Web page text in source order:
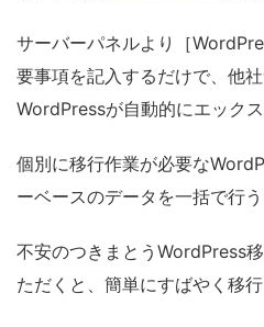
サーバーパネルより［
要事項を記入するだけで、他
WordPressが自動的にエック
個別に移行作業が必要な
ーベースのデータを一括で行う
不安のつきまとうWordPress
ただくと、簡単にすばやく移行